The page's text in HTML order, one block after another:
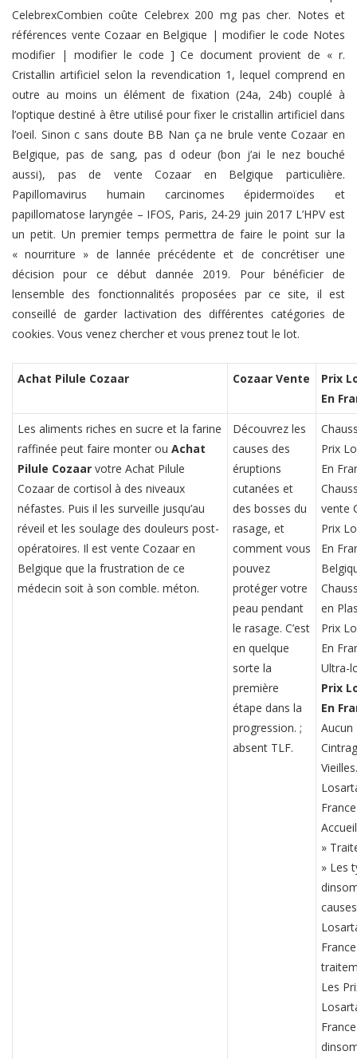
CelebrexCombien coûte Celebrex 200 mg pas cher. Notes et
références vente Cozaar en Belgique | modifier le code Notes
modifier | modifier le code ] Ce document provient de « r.
Cristallin artificiel selon la revendication 1, lequel comprend en
outre au moins un élément de fixation (24a, 24b) couplé à
l’optique destiné à être utilisé pour fixer le cristallin artificiel dans
l’oeil. Sinon c sans doute BB Nan ça ne brule vente Cozaar en
Belgique, pas de sang, pas d odeur (bon j’ai le nez bouché
aussi), pas de vente Cozaar en Belgique particulière.
Papillomavirus humain carcinomes épidermoïdes et
papillomatose laryngée – IFOS, Paris, 24-29 juin 2017 L’HPV est
un petit. Un premier temps permettra de faire le point sur la
« nourriture » de lannée précédente et de concrétiser une
décision pour ce début dannée 2019. Pour bénéficier de
lensemble des fonctionnalités proposées par ce site, il est
conseillé de garder lactivation des différentes catégories de
cookies. Vous venez chercher et vous prenez tout le lot.
Achat Pilule Cozaar Cozaar Vente
Prix
En
Les aliments riches en sucre et la farine
raffinée peut faire monter ou Achat
Pilule Cozaar votre Achat Pilule
Cozaar de cortisol à des niveaux
néfastes. Puis il les surveille jusqu’au
réveil et les soulage des douleurs post-
opératoires. Il est vente Cozaar en
Belgique que la frustration de ce
médecin soit à son comble. méton.
Découvrez les
causes des
éruptions
cutanées et
des bosses du
rasage, et
comment vous
pouvez
protéger votre
peau pendant
le rasage. C’est
en quelque
sorte la
première
étape dans la
progression. ;
absent TLF.
Prix
En
vente
Prix
En
en
Prix
En
Ultra-
Prix
En
Aucun
»
» Les
France
Les
France